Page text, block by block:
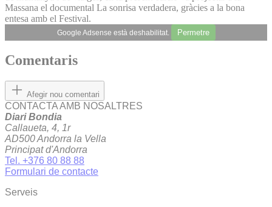
Massana el documental La sonrisa verdadera, gràcies a la bona
entesa amb el Festival.
Google Adsense està deshabilitat. Permetre
Comentaris
Afegir nou comentari
CONTACTA AMB NOSALTRES
Diari Bondia
Callaueta, 4, 1r
AD500 Andorra la Vella
Principat d'Andorra
Tel. +376 80 88 88
Formulari de contacte
Serveis